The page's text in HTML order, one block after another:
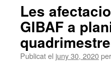
Les
GIBAF a
Publicat el juny 30, 2020per